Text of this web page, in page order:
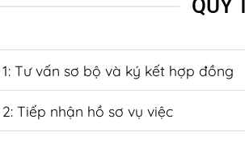
QUY
Tư vấn sơ bộ và ký kết hợp đồng
Tiếp nhận hồ sơ vụ việc